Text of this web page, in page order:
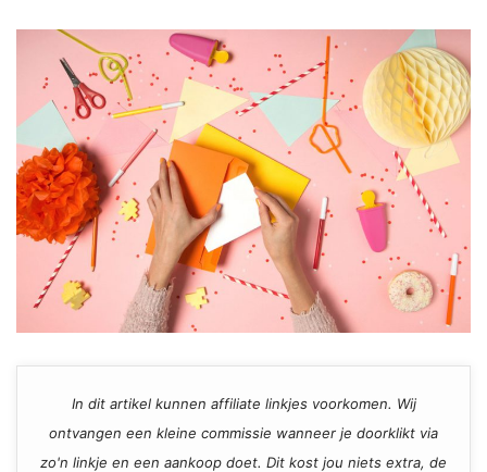
In dit artikel kunnen affiliate linkjes voorkomen. Wij
ontvangen een kleine commissie wanneer je doorklikt via
zo'n linkje en een aankoop doet. Dit kost jou niets extra, de